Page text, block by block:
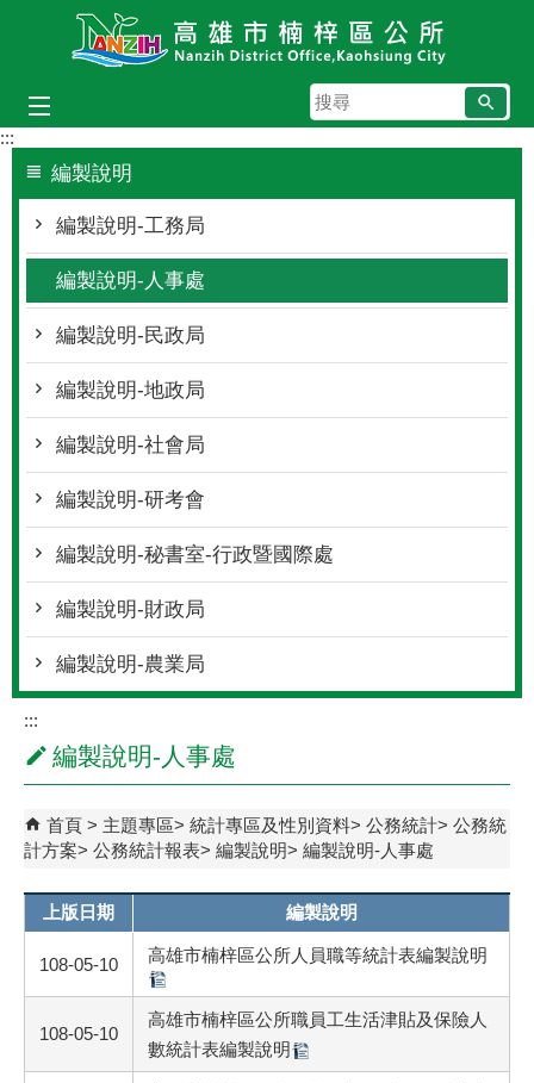
跳到主要內容區塊
搜
尋
:::
編製說明
編製說明-工務局
編製說明-人事處
編製說明-民政局
編製說明-地政局
編製說明-社會局
編製說明-研考會
編製說明-秘書室-行政暨國際處
編製說明-財政局
編製說明-農業局
:::
編製說明-人事處
首頁 主題專區 統計專區及性別資料 公務統計
公務統
計方案
公務統計報表 編製說明 編製說明-人事處
上版日期 編製說明
108-05-10 高雄市楠梓區公所人員職等統計表編製說明
108-05-10
高雄市楠梓區公所職員工生活津貼及保險人
數統計表編製說明